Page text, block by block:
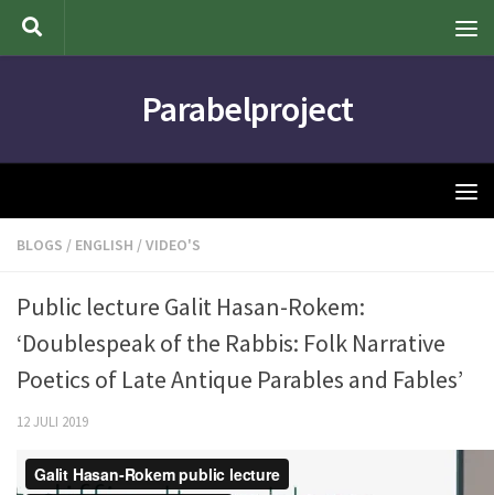
Doorgaan naar inhoud
Parabelproject
BLOGS / ENGLISH /VIDEO'S
Public lecture Galit Hasan-Rokem:
‘Doublespeak of the Rabbis: Folk Narrative
Poetics of Late Antique Parables and Fables’
12 JULI 2019